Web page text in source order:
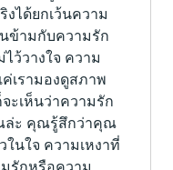
ได้ยกเว้นความ
ข้ามกับความรัก
ว้วางใจ ความ
เรามองดูสภาพ
ะเห็นว่าความรัก
ล่ะ คุณรู้สึกว่าคุณ
นใจ ความเหงาที่